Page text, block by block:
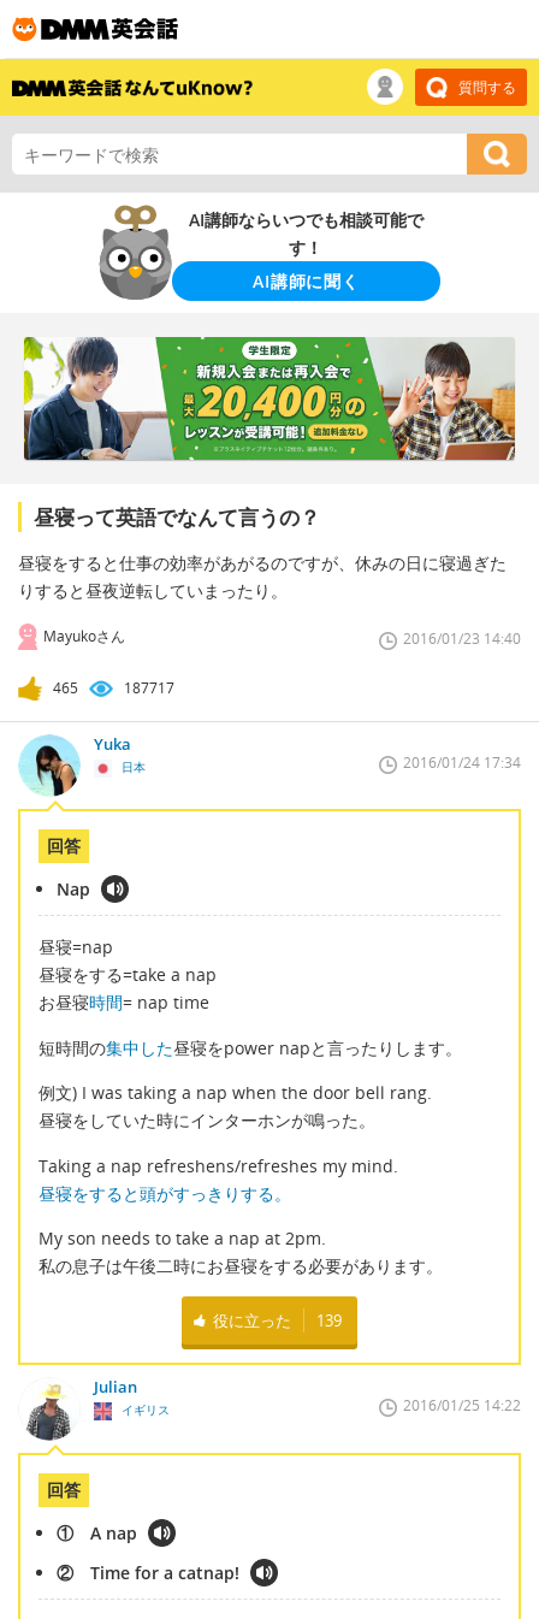
質問する
AI講師ならいつでも相談可能で
す！
AI講師に聞く
昼寝って英語でなんて言うの？
昼寝をすると仕事の効率があがるのですが、休みの日に寝過ぎた
りすると昼夜逆転していまったり。
Mayukoさん 2016/01/23 14:40
465 187717
Yuka
日本 2016/01/24 17:34
回答
Nap
昼寝=nap
昼寝をする=take a nap
お昼寝時間= nap time
短時間の集中した昼寝をpower napと言ったりします。
例文) I was taking a nap when the door bell rang.
昼寝をしていた時にインターホンが鳴った。
Taking a nap refreshens/refreshes my mind.
昼寝をすると頭がすっきりする。
My son needs to take a nap at 2pm.
私の息子は午後二時にお昼寝をする必要があります。
役に立った 139
Julian
イギリス 2016/01/25 14:22
回答
① A nap
② Time for a catnap!